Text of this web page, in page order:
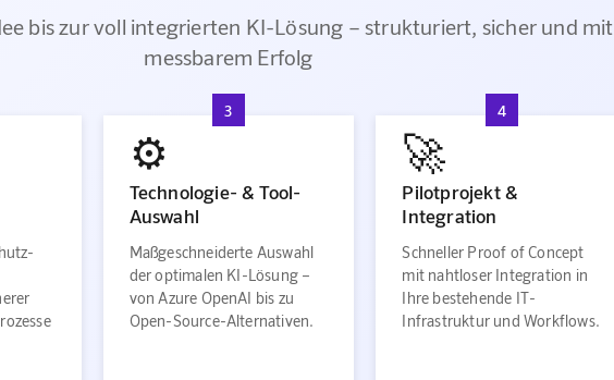
bis zur voll integrierten KI-Lösung – strukturiert, sicher und mit
messbarem Erfolg
3
⚙️
Technologie- & Tool-
Auswahl
Maßgeschneiderte Auswahl
der optimalen KI-Lösung –
von Azure OpenAI bis zu
Open-Source-Alternativen.
4
🚀
Pilotprojekt &
Integration
Schneller Proof of Concept
mit nahtloser Integration in
Ihre bestehende IT-
Infrastruktur und Workflows.